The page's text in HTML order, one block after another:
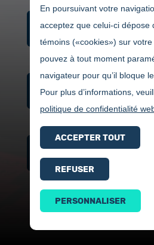
GRILLE DE
CONDITIONS
En poursuivant votre
acceptez que celui-ci dépose
témoins («cookies») sur
pouvez à tout moment
navigateur pour qu’il bloque
Pour plus d’informations,
politique de confidentialité
ACCEPTER TOUT
REFUSER
PERSONNALISER